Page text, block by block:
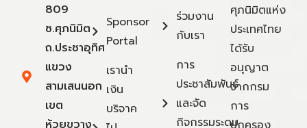
809
ซ.ศุภนิมิต
ถ.ประชาอุทิศ
แขวง
สามเสนนอก
เขต
ห้วยขวาง
Sponsor
Portal
เรานำ
เงิน
บริจาค
ร่วมงาน
กับเรา
การ
ประชาสัมพันธ์
และจัด
กิจกรรมระดม
ศุภนิมิตแห่ง
ประเทศไทย
ได้รับ
อนุญาต
จากกรม
การ